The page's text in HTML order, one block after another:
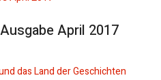
April 2017